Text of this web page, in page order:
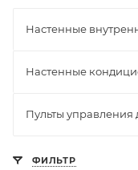
Настенные
Настенные
Пульты
ФИЛЬТР